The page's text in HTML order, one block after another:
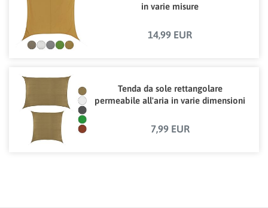
in varie misure
14,99 EUR
Tenda da sole rettangolare
permeabile all'aria in varie dimensioni
7,99 EUR